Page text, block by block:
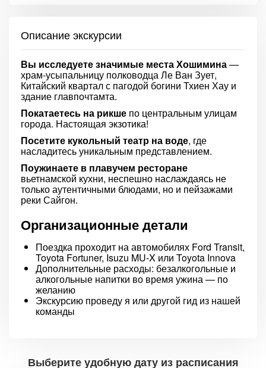
Описание экскурсии
Вы исследуете значимые места Хошимина—
храм-усыпальницу полководца Ле Ван Зует,
Китайский квартал с пагодой богини Тхиен Хау и
здание главпочтамта.
Покатаетесь на рикше по центральным улицам
города. Настоящая экзотика!
Посетите кукольный театр на воде, где
насладитесь уникальным представлением.
Поужинаете в плавучем ресторане
вьетнамской кухни, неспешно наслаждаясь не
только аутентичными блюдами, но и пейзажами
реки Сайгон.
Организационные детали
Поездка проходит на автомобилях Ford Transit,
Toyota Fortuner, Isuzu MU-X или Toyota Innova
Дополнительные расходы: безалкогольные и
алкогольные напитки во время ужина — по
желанию
Экскурсию проведу я или другой гид из нашей
команды
Выберите удобную дату из расписания